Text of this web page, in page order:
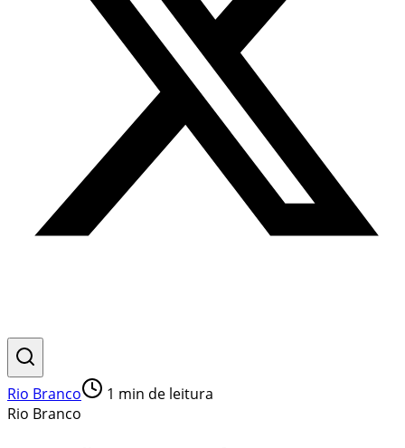
Rio Branco 1 min de leitura
Rio Branco